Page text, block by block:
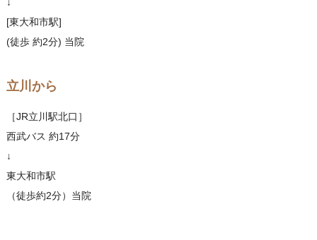
[東大和市駅]
(徒歩 約2分) 当院
立川から
［JR立川駅北口］
西武バス 約17分
↓
東大和市駅
（徒歩約2分）当院